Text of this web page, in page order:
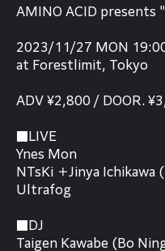
AMINO ACID presents
2023/11/27 MON
at Forestlimit, Tokyo
ADV ¥2,800 / DOOR.
■LIVE
Ynes Mon
NTsKi ＋Jinya Ichikawa
Ultrafog
■DJ
Taigen Kawabe (Bo